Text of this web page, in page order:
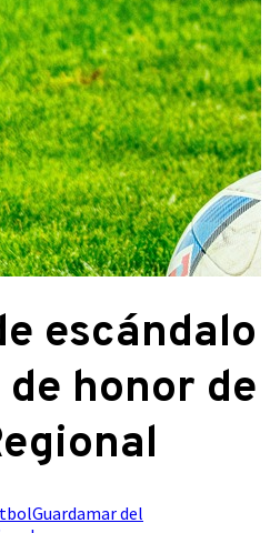
escándalo
honor de
Guardamar del